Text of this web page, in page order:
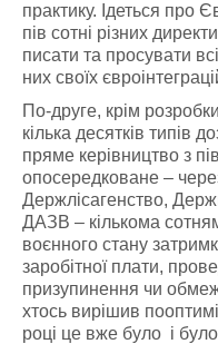
практику. Ідеться про
пів сотні різних
писати та просувати
них своїх
По-друге, крім
кілька десятків типів
пряме керівництво з
опосередковане –
Держлісагенство,
ДАЗВ – кількома
воєнного стану
заробітної плати,
призупинення чи
хтось вирішив
році це вже було і